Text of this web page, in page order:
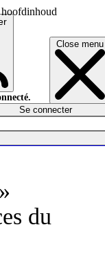
Close menu
Se connecter
du